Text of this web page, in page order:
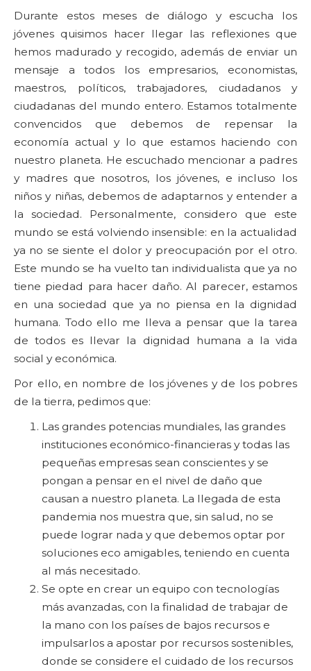
Durante estos meses de diálogo y escucha los
jóvenes quisimos hacer llegar las reflexiones que
hemos madurado y recogido, además de enviar un
mensaje a todos los empresarios, economistas,
maestros, políticos, trabajadores, ciudadanos y
ciudadanas del mundo entero. Estamos totalmente
convencidos que debemos de repensar la
economía actual y lo que estamos haciendo con
nuestro planeta. He escuchado mencionar a padres
y madres que nosotros, los jóvenes, e incluso los
niños y niñas, debemos de adaptarnos y entender a
la sociedad. Personalmente, considero que este
mundo se está volviendo insensible: en la actualidad
ya no se siente el dolor y preocupación por el otro.
Este mundo se ha vuelto tan individualista que ya no
tiene piedad para hacer daño. Al parecer, estamos
en una sociedad que ya no piensa en la dignidad
humana. Todo ello me lleva a pensar que la tarea
de todos es llevar la dignidad humana a la vida
social y económica.
Por ello, en nombre de los jóvenes y de los pobres
de la tierra, pedimos que:
Las grandes potencias mundiales, las grandes
instituciones económico-financieras y todas las
pequeñas empresas sean conscientes y se
pongan a pensar en el nivel de daño que
causan a nuestro planeta. La llegada de esta
pandemia nos muestra que, sin salud, no se
puede lograr nada y que debemos optar por
soluciones eco amigables, teniendo en cuenta
al más necesitado.
Se opte en crear un equipo con tecnologías
más avanzadas, con la finalidad de trabajar de
la mano con los países de bajos recursos e
impulsarlos a apostar por recursos sostenibles,
donde se considere el cuidado de los recursos